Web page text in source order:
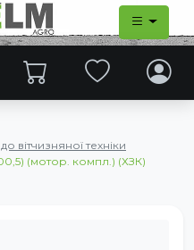
вітчизняної техніки
(мотор. компл.) (ХЗК)